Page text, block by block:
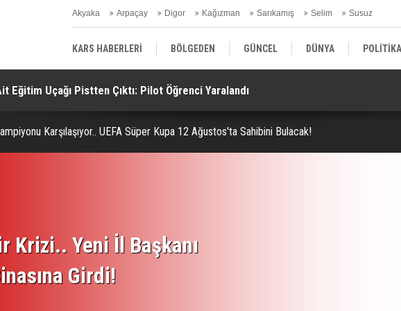
Akyaka Arpaçay Digor Kağızman Sarıkamış Selim Susuz
KARS HABERLERİ BÖLGEDEN GÜNCEL DÜNYA POLİTİKA
EKONOMİ | FİNANS | OTOMOTİV KÜLTÜR | SANAT | MAGAZİN
Eğitim Uçağı Pistten Çıktı: Pilot Öğrenci Yaralandı
Karşılaşıyor.. UEFA Süper Kupa 12 Ağustos'ta Sahibini Bulacak!
Krizi.. Yeni İl Başkanı
Girdi!